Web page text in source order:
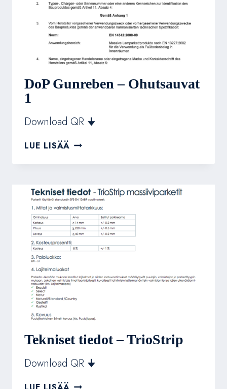
DoP Gunreben – Ohutsauvat
1
Download QR 🠋
LUE LISÄÄ DOP
–
Tekniset tiedot – TrioStrip
Download QR 🠋
TEKNISET